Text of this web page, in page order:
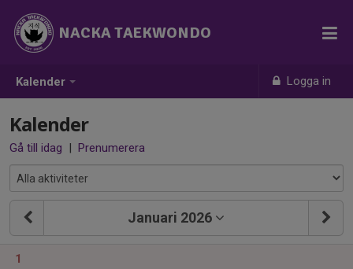
Kalender Logga in
NACKA TAEKWONDO
Kalender
Gå till idag | Prenumerera
Januari 2026
1